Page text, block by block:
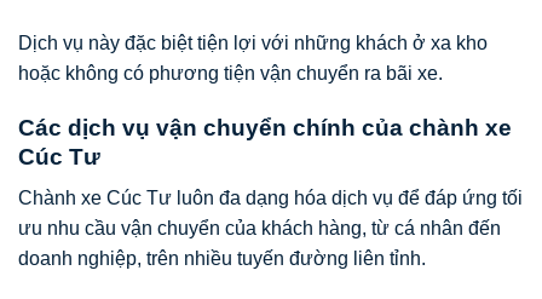
Dịch vụ này đặc biệt tiện lợi với những khách ở xa kho
hoặc không có phương tiện vận chuyển ra bãi xe.
Các dịch vụ vận chuyển chính của chành xe
Cúc Tư
Chành xe Cúc Tư luôn đa dạng hóa dịch vụ để đáp ứng tối
ưu nhu cầu vận chuyển của khách hàng, từ cá nhân đến
doanh nghiệp, trên nhiều tuyến đường liên tỉnh.